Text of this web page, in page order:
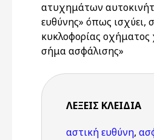
ατυχημάτων
ευθύνης» όπως ισχύει,
κυκλοφορίας οχήματος
σήμα ασφάλισης»
ΛΈΞΕΙΣ KΛΕΙΔΙΆ
αστική ευθύνη,